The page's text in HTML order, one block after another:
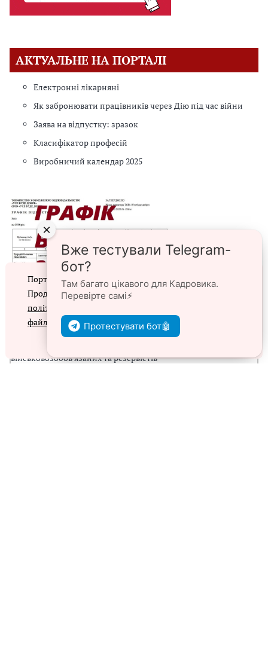
АКТУАЛЬНЕ НА ПОРТАЛІ
Електронні лікарняні
Як забронювати працівників через Дію під час війни
Заява на відпустку: зразок
Класифікатор професій
Виробничий календар 2025
⭐ЗРАЗКИ⭐
військовозобов’язаних та резервістів
Портал prokadry.com.ua використовує файли cookie.
Продовжуючи перегляд порталу, ви погоджуєтеся з
політикою конфіденційності
файлів cookie
Згоден
Вже тестували Telegram-
бот?
Там багато цікавого для Кадровика.
Перевірте самі⚡️
Протестувати бот🤖
×